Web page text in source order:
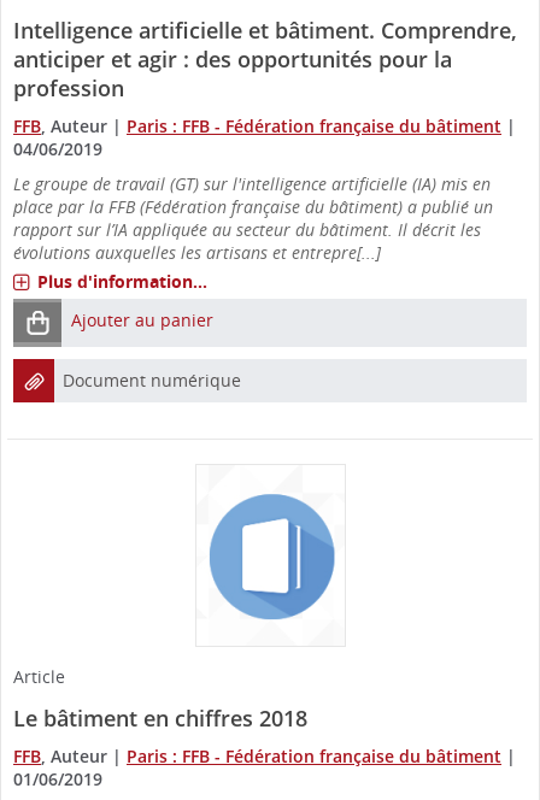
Intelligence artificielle et bâtiment. Comprendre,
anticiper et agir : des opportunités pour la
profession
FFB , Auteur | Paris : FFB - Fédération française du bâtiment |
04/06/2019
Le groupe de travail (GT) sur l'intelligence artificielle (IA) mis en
place par la FFB (Fédération française du bâtiment) a publié un
rapport sur l’IA appliquée au secteur du bâtiment. Il décrit les
évolutions auxquelles les artisans et entrepre[...]
Plus d'information...
Ajouter au panier
Document numérique
Article
Le bâtiment en chiffres 2018
FFB , Auteur | Paris : FFB - Fédération française du bâtiment |
01/06/2019